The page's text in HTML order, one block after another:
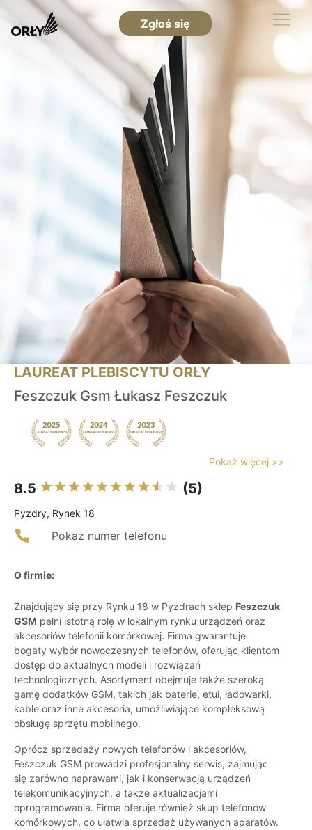
Zgłoś się
LAUREAT PLEBISCYTU ORŁY
Feszczuk Gsm Łukasz Feszczuk
Pokaż więcej >>
8.5 (5)
Pyzdry, Rynek 18
Pokaż numer telefonu
O firmie:
Znajdujący się przy Rynku 18 w Pyzdrach sklep Feszczuk
GSM pełni istotną rolę w lokalnym rynku urządzeń oraz
akcesoriów telefonii komórkowej. Firma gwarantuje
bogaty wybór nowoczesnych telefonów, oferując klientom
dostęp do aktualnych modeli i rozwiązań
technologicznych. Asortyment obejmuje także szeroką
gamę dodatków GSM, takich jak baterie, etui, ładowarki,
kable oraz inne akcesoria, umożliwiające kompleksową
obsługę sprzętu mobilnego.
Oprócz sprzedaży nowych telefonów i akcesoriów,
Feszczuk GSM prowadzi profesjonalny serwis, zajmując
się zarówno naprawami, jak i konserwacją urządzeń
telekomunikacyjnych, a także aktualizacjami
oprogramowania. Firma oferuje również skup telefonów
komórkowych, co ułatwia sprzedaż używanych aparatów.